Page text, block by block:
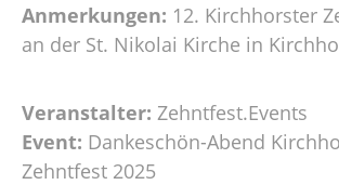
Anmerkungen: 12. Kirchhorster
an der St. Nikolai Kirche in
Veranstalter: Zehntfest.Events
Event: Dankeschön-Abend
Zehntfest 2025